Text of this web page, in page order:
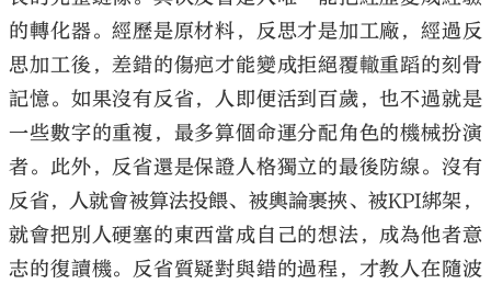
的轉化器。經歷是原材料，反思才是加工廠，經過反
思加工後，差錯的傷疤才能變成拒絕覆轍重蹈的刻骨
記憶。如果沒有反省，人即便活到百歲，也不過就是
一些數字的重複，最多算個命運分配角色的機械扮演
者。此外，反省還是保證人格獨立的最後防線。沒有
反省，人就會被算法投餵、被輿論裹挾、被KPI綁架，
就會把別人硬塞的東西當成自己的想法，成為他者意
志的復讀機。反省質疑對與錯的過程，才教人在隨波